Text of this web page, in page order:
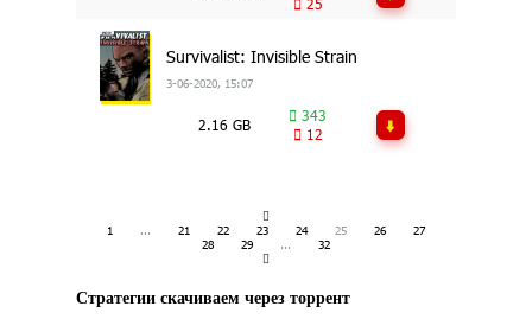
Survivalist: Invisible Strain
3-06-2020, 15:07
2.16 GB
343
12
1 ... 21 22 23 24 25 26
27
28
29 ... 32
Стратегии скачиваем через торрент